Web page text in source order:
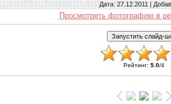
Дата: 27.12.2011 |
Просмотреть фотографию в
Рейтинг: 5.0/4